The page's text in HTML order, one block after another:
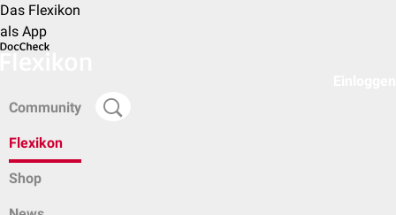
Das Flexikon
als App
Community
Flexikon
Shop